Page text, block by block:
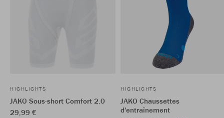
HIGHLIGHTS
JAKO Sous-short Comfort 2.0
29,99 €
HIGHLIGHTS
JAKO Chaussettes
d'entraînement